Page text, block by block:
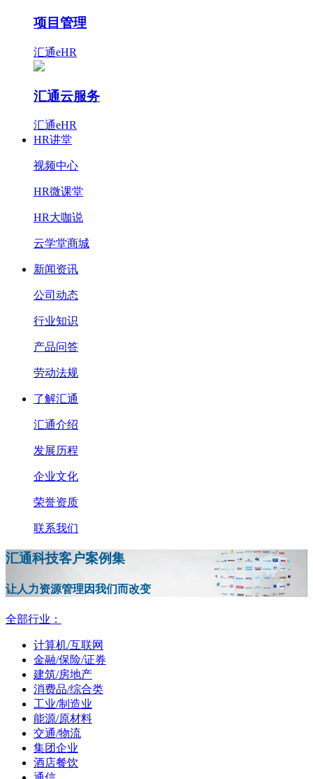
项目管理
汇通eHR
汇通云服务
汇通eHR
HR讲堂
视频中心
HR微课堂
HR大咖说
云学堂商城
新闻资讯
公司动态
行业知识
产品问答
劳动法规
了解汇通
汇通介绍
发展历程
企业文化
荣誉资质
联系我们
汇通科技客户案例集
让人力资源管理因我们而改变
全部行业：
计算机/互联网
金融/保险/证券
建筑/房地产
消费品/综合类
工业/制造业
能源/原材料
交通/物流
集团企业
酒店餐饮